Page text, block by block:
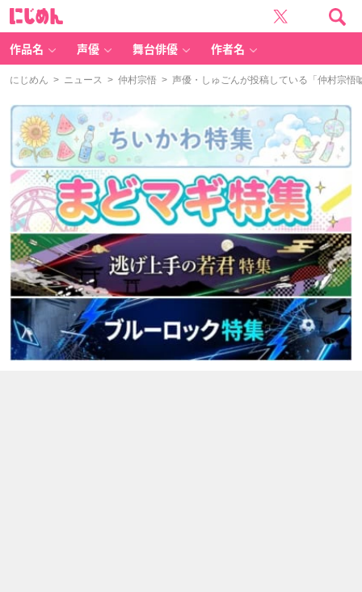
作品名 声優 舞台俳優 作者名
にじめん > ニュース > 仲村宗悟 > 声優・しゅごんが投稿している「仲村宗悟